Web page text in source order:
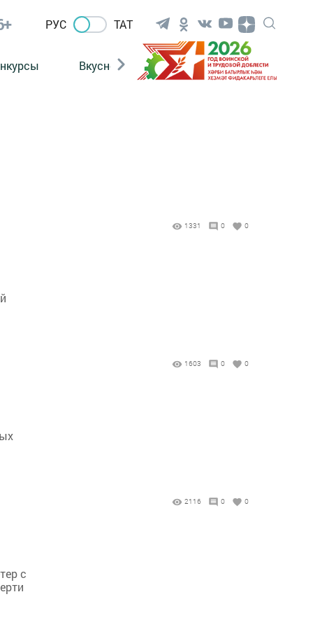
РУС ТАТ
Вкусности Фотогалерея
1331 0 0
1603 0 0
2116 0 0
с